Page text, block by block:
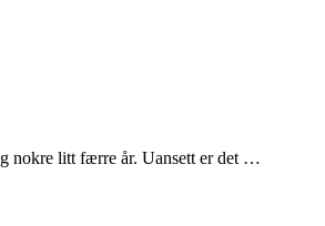
nokre litt færre år. Uansett er det …